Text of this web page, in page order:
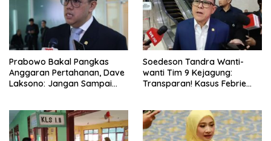
Prabowo Bakal Pangkas
Anggaran Pertahanan, Dave
Laksono: Jangan Sampai
Soedeson Tandra Wanti-
wanti Tim 9 Kejagung:
Transparan! Kasus Febrie